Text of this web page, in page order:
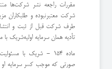
مقررات راجعه نشر شركت‌ها
شركت معتبر‌نبوده و طلبكاران
طرف شركت قبل از ثبت و
تأدیه همان سرمایه اولیه‌شریك
ماده 154 - شریك با
صورتی كه موجب كسر سرمایه